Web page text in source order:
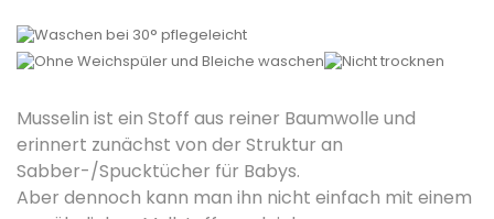
Musselin ist ein Stoff aus reiner Baumwolle und
erinnert zunächst von der Struktur an
Sabber-/Spucktücher für Babys.
Aber dennoch kann man ihn nicht einfach mit einem